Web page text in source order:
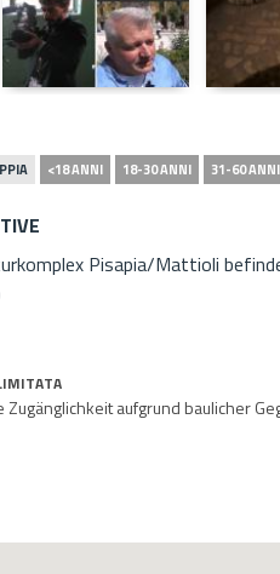
<18 ANNI 18-30 ANNI 31-60 ANNI
Pisapia/Mattioli
Zugänglichkeit aufgrund baulicher